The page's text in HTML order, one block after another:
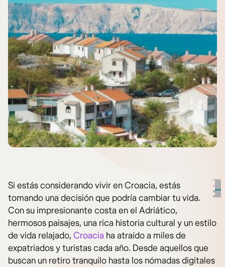
Si estás considerando vivir en Croacia, estás
tomando una decisión que podría cambiar tu vida.
Con su impresionante costa en el Adriático,
hermosos paisajes, una rica historia cultural y un estilo
de vida relajado,Croacia ha atraído a miles de
expatriados y turistas cada año. Desde aquellos que
buscan un retiro tranquilo hasta los nómadas digitales